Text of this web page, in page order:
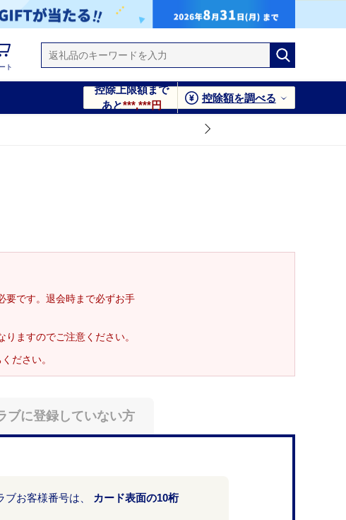
ト
控除上限額まで
あと***,***円
控除額を調べる
要です。退会時まで必ずお手
ますのでご注意ください。
ださい。
ブに登録していない方
ブお客様番号は、
カード表面の10桁